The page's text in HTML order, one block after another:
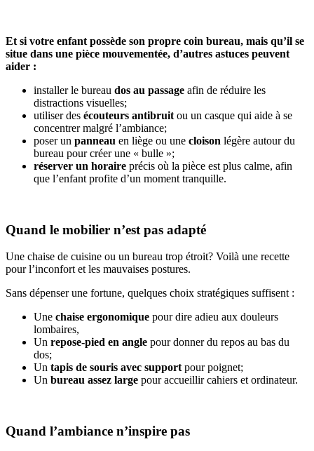
Et si votre enfant possède son propre coin bureau, mais qu’il se
situe dans une pièce mouvementée, d’autres astuces peuvent
aider :
installer le bureau dos au passage afin de réduire les
distractions visuelles;
utiliser des écouteurs antibruit ou un casque qui aide à se
concentrer malgré l’ambiance;
poser un panneau en liège ou une cloison légère autour du
bureau pour créer une « bulle »;
réserver un horaire précis où la pièce est plus calme, afin
que l’enfant profite d’un moment tranquille.
Quand le mobilier n’est pas adapté
Une chaise de cuisine ou un bureau trop étroit? Voilà une recette
pour l’inconfort et les mauvaises postures.
Sans dépenser une fortune, quelques choix stratégiques suffisent :
Une chaise ergonomique pour dire adieu aux douleurs
lombaires,
Un repose-pied en angle pour donner du repos au bas du
dos;
Un tapis de souris avec support pour poignet;
Un bureau assez large pour accueillir cahiers et ordinateur.
Quand l’ambiance n’inspire pas